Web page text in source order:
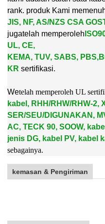
rank. produk Kami
JIS, NF, AS/NZS CSA
jugatelah memperoleh
UL, CE,
KEMA, TUV, SABS, PBS,
KR sertifikasi.
Wetelah memperoleh UL
kabel, RHH/RHW/RHW-2,
SER/SEU/DIGUNAKAN,
AC, TECK 90, SOOW,
jenis DG, kabel PV, kabel
sebagainya.
kemasan & Pengiriman